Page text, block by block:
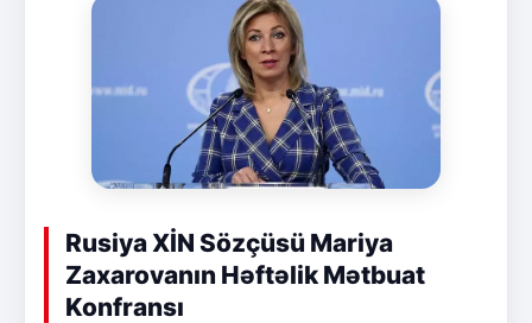
Rusiya XİN Sözçüsü Mariya
Zaxarovanın Həftəlik Mətbuat
Konfransı